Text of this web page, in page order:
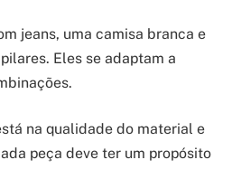
jeans, uma camisa branca e
Eles se adaptam a
na qualidade do material e
peça deve ter um propósito